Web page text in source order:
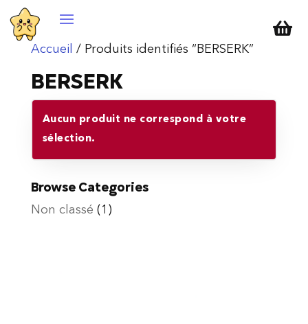

Accueil / Produits identifiés “BERSERK”
BERSERK
Aucun produit ne correspond à votre
sélection.
Browse Categories
Non classé (1)